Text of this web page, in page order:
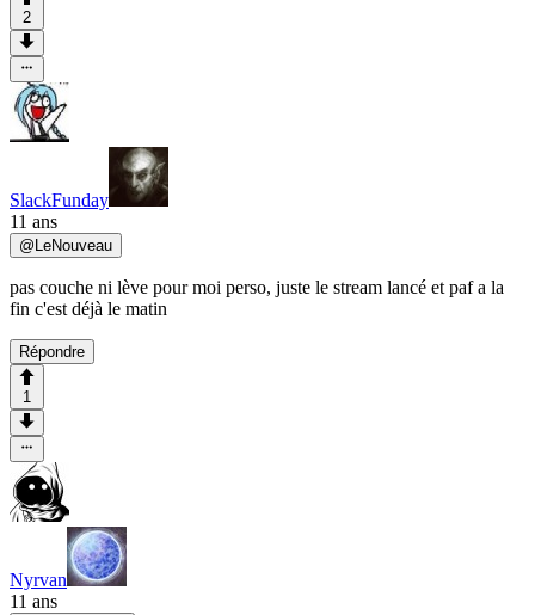
2
SlackFunday
11 ans
@ LeNouveau
pas couche ni lève pour moi perso, juste le stream lancé et paf a la
fin c'est déjà le matin
Répondre
1
Nyrvan
11 ans